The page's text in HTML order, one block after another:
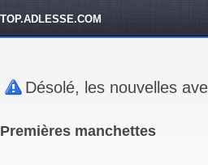
TOP.ADLESSE.COM
Désolé, les nouvelles
Premières manchettes